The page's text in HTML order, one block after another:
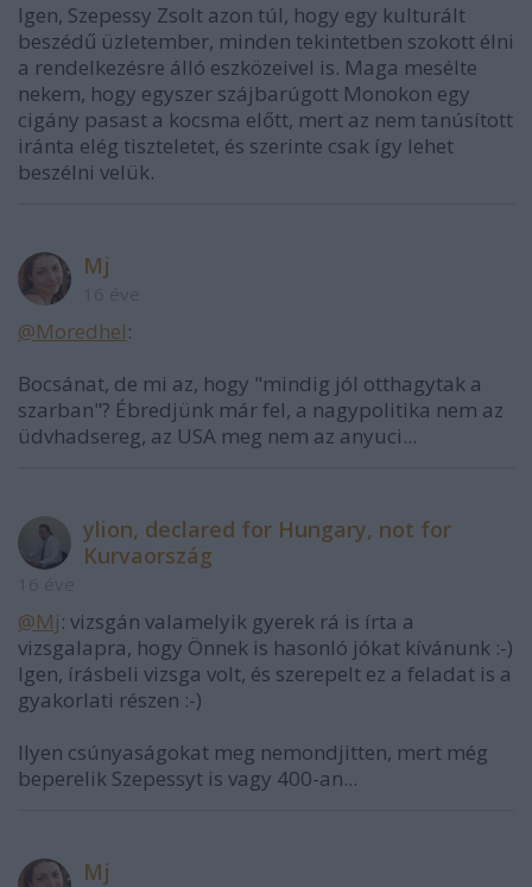
Igen, Szepessy Zsolt azon túl, hogy egy kulturált
beszédű üzletember, minden tekintetben szokott élni
a rendelkezésre álló eszközeivel is. Maga mesélte
nekem, hogy egyszer szájbarúgott Monokon egy
cigány pasast a kocsma előtt, mert az nem tanúsított
iránta elég tiszteletet, és szerinte csak így lehet
beszélni velük.
Mj
@Moredhel:
Bocsánat, de mi az, hogy "mindig jól otthagytak a
szarban"? Ébredjünk már fel, a nagypolitika nem az
üdvhadsereg, az USA meg nem az anyuci...
ylion, declared for Hungary, not for
Kurvaország
@Mj: vizsgán valamelyik gyerek rá is írta a
vizsgalapra, hogy Önnek is hasonló jókat kívánunk :-)
Igen, írásbeli vizsga volt, és szerepelt ez a feladat is a
gyakorlati részen :-)
Ilyen csúnyaságokat meg nemondjitten, mert még
beperelik Szepessyt is vagy 400-an...
Mj